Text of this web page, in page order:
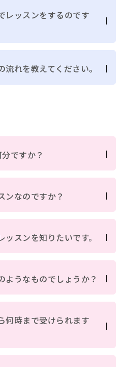
レッスンをするのです
れを教えてください。
ですか？
ンなのですか？
スンを知りたいです。
ようなものでしょうか？
何時まで受けられます